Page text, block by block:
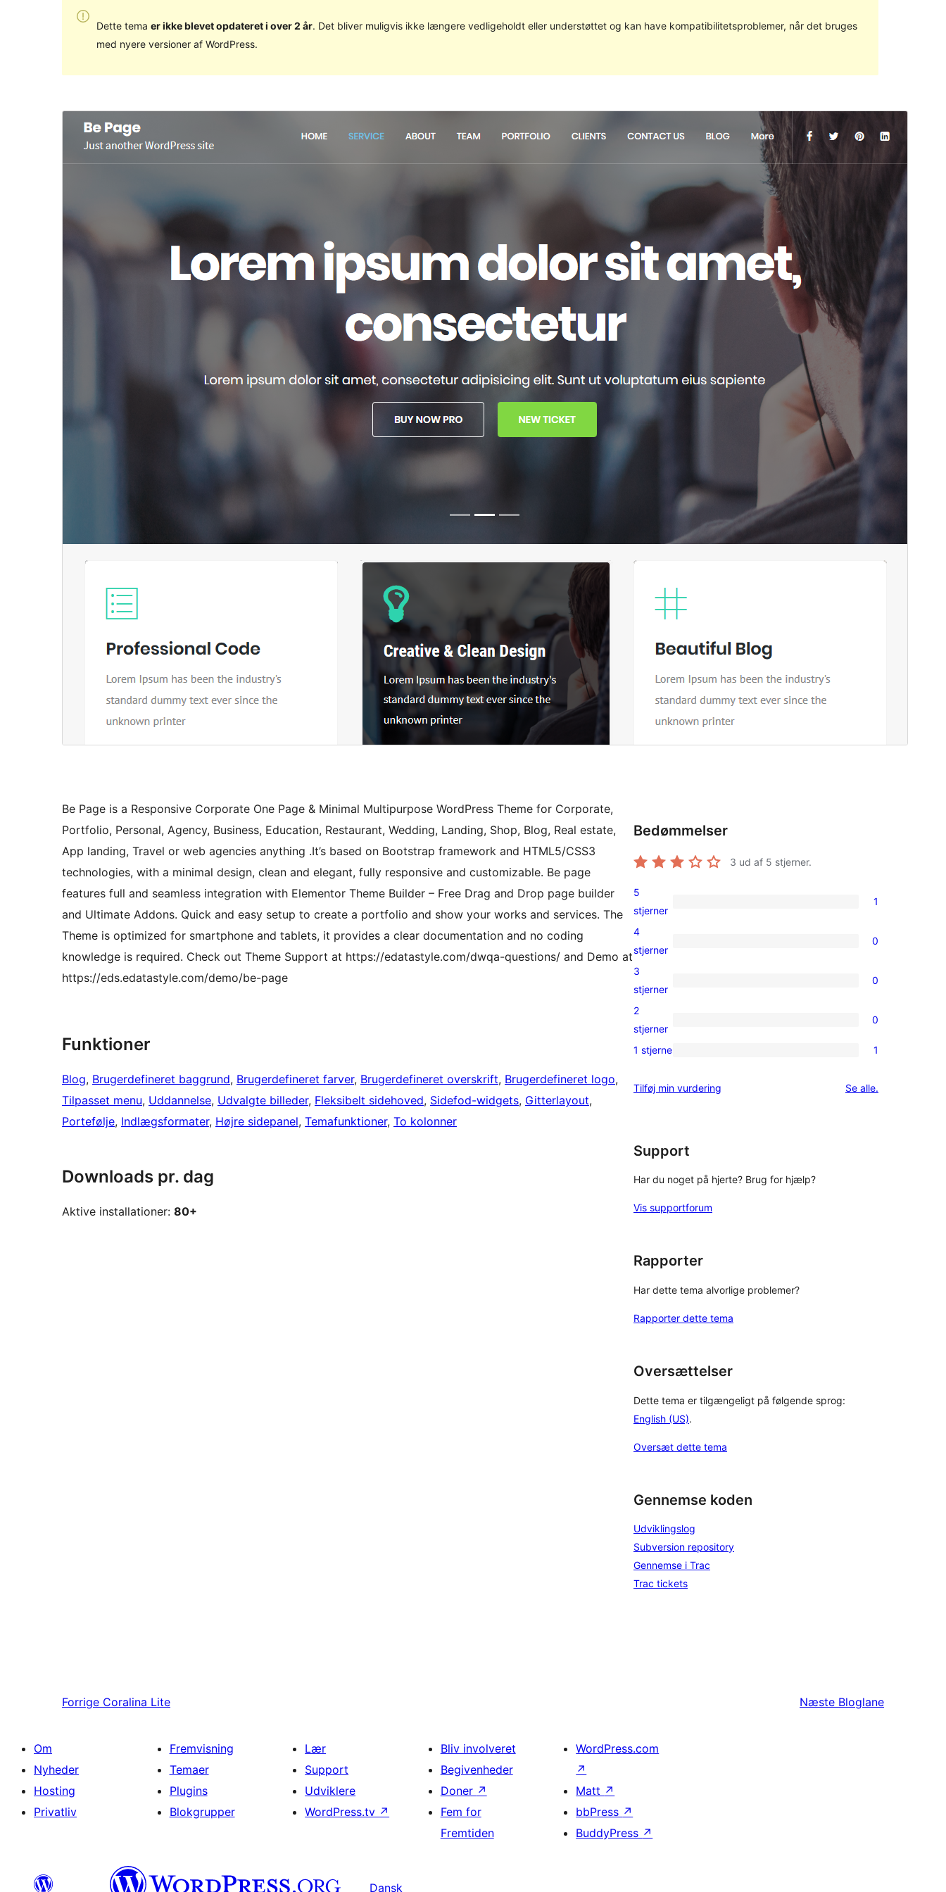
Dette tema er ikke blevet opdateret i over 2 år. Det bliver muligvis ikke længere vedligeholdt eller understøttet og kan have kompatibilitetsproblemer, når det bruges
med nyere versioner af WordPress.
Sidst opdateret
21. februar 2019
Aktive installationer
WordPress version
Be Page is a Responsive Corporate One Page & Minimal Multipurpose WordPress Theme for Corporate,
Portfolio, Personal, Agency, Business, Education, Restaurant, Wedding, Landing, Shop, Blog, Real estate,
App landing, Travel or web agencies anything .It’s based on Bootstrap framework and HTML5/CSS3
technologies, with a minimal design, clean and elegant, fully responsive and customizable. Be page
features full and seamless integration with Elementor Theme Builder – Free Drag and Drop page builder
and Ultimate Addons. Quick and easy setup to create a portfolio and show your works and services. The
Theme is optimized for smartphone and tablets, it provides a clear documentation and no coding
knowledge is required. Check out Theme Support at https://edatastyle.com/dwqa-questions/ and Demo at
https://eds.edatastyle.com/demo/be-page
Funktioner
Blog, Brugerdefineret baggrund, Brugerdefineret farver, Brugerdefineret overskrift, Brugerdefineret logo
Tilpasset menu, Uddannelse, Udvalgte billeder, Fleksibelt sidehoved, Sidefod-widgets, Gitterlayout
Portefølje, Indlægsformater, Højre sidepanel, Temafunktioner, To kolonner
Downloads pr. dag
Aktive installationer: 80+
Bedømmelser
3 ud af 5 stjerner.
1
5-
stjernet
5
stjerner
1
0
4-
stjernet
4
stjerner
0
0
3-
stjernet
3
stjerner
0
0
2-
anmeldelser
2
stjerner
0
1
stjernet
1 stjerne 1
Tilføj min vurdering Se alleanmeldelser
.
Support
Har du noget på hjerte? Brug for hjælp?
Vis supportforum
Rapporter
Har dette tema alvorlige problemer?
Rapporter dette tema
Oversættelser
Dette tema er tilgængeligt på følgende sprog:
English (US).
Oversæt dette tema
Gennemse koden
Udviklingslog
Subversion repository
Gennemse i Trac
Trac tickets
Forrige Coralina Lite Næste Bloglane
Om
Nyheder
Hosting
Privatliv
Fremvisning
Temaer
Plugins
Blokgrupper
Lær
Support
Udviklere
WordPress.tv ↗
Bliv involveret
Begivenheder
Doner ↗
Fem for
Fremtiden
WordPress.com
↗
Matt ↗
bbPress ↗
BuddyPress ↗
Dansk